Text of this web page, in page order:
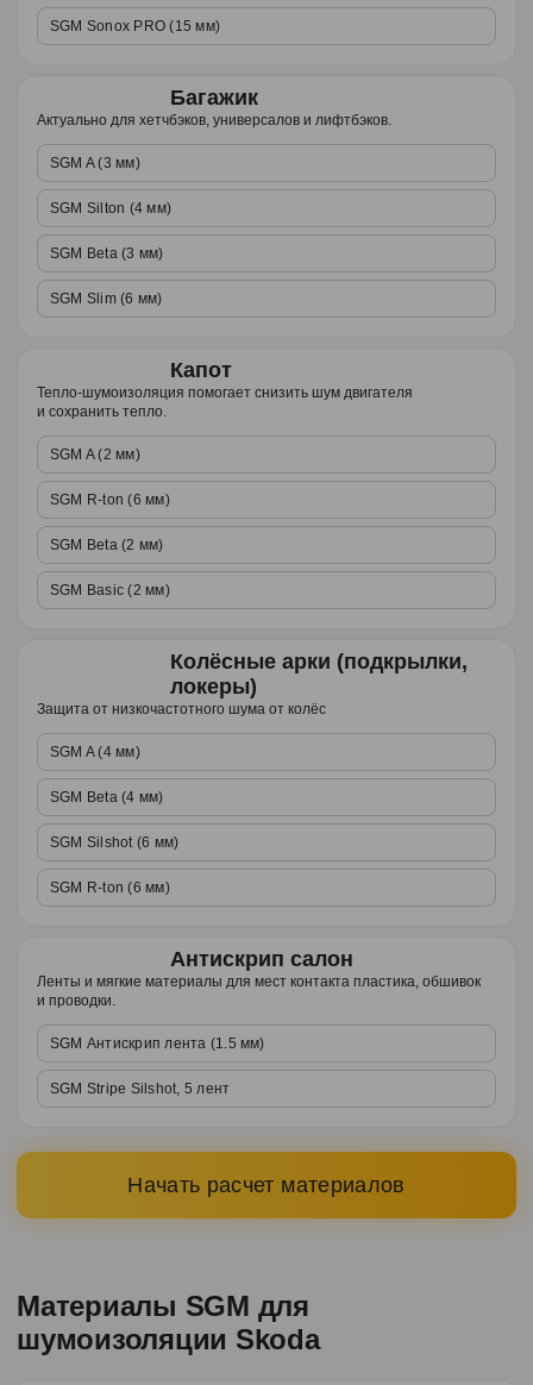
SGM Sonox PRO (15 мм)
Багажик
Актуально для хетчбэков, универсалов и лифтбэков.
SGM A (3 мм)
SGM Silton (4 мм)
SGM Beta (3 мм)
SGM Slim (6 мм)
Капот
Тепло-шумоизоляция помогает снизить шум двигателя
и сохранить тепло.
SGM A (2 мм)
SGM R-ton (6 мм)
SGM Beta (2 мм)
SGM Basic (2 мм)
Колёсные арки (подкрылки,
локеры)
Защита от низкочастотного шума от колёс
SGM A (4 мм)
SGM Beta (4 мм)
SGM Silshot (6 мм)
SGM R-ton (6 мм)
Антискрип салон
Ленты и мягкие материалы для мест контакта пластика, обшивок
и проводки.
SGM Антискрип лента (1.5 мм)
SGM Stripe Silshot, 5 лент
Начать расчет материалов
Материалы SGM для
шумоизоляции Skoda